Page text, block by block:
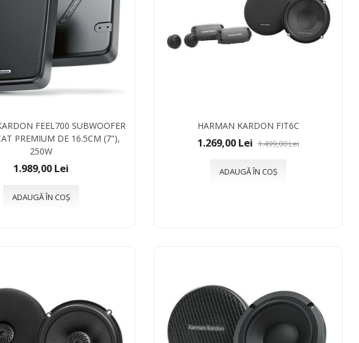
FEEL700 SUBWOOFER
PREMIUM DE 16.5CM (7"),
250W
1.989,00 Lei
ADAUGĂ ÎN COȘ
HARMAN KARDON FIT6C
1.269,00 Lei 1.499,00 Lei
ADAUGĂ ÎN COȘ